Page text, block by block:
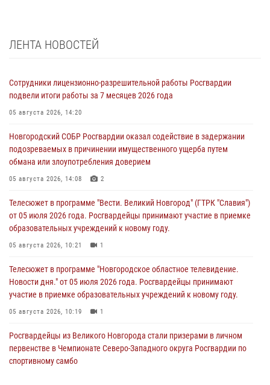
ЛЕНТА НОВОСТЕЙ
Сотрудники лицензионно-разрешительной работы Росгвардии
подвели итоги работы за 7 месяцев 2026 года
05 августа 2026, 14:20
Новгородский СОБР Росгвардии оказал содействие в задержании
подозреваемых в причинении имущественного ущерба путем
обмана или злоупотребления доверием
05 августа 2026, 14:08 2
Телесюжет в программе "Вести. Великий Новгород" (ГТРК "Славия")
от 05 июля 2026 года. Росгвардейцы принимают участие в приемке
образовательных учреждений к новому году.
05 августа 2026, 10:21 1
Телесюжет в программе "Новгородское областное телевидение.
Новости дня." от 05 июля 2026 года. Росгвардейцы принимают
участие в приемке образовательных учреждений к новому году.
05 августа 2026, 10:19 1
Росгвардейцы из Великого Новгорода стали призерами в личном
первенстве в Чемпионате Северо-Западного округа Росгвардии по
спортивному самбо